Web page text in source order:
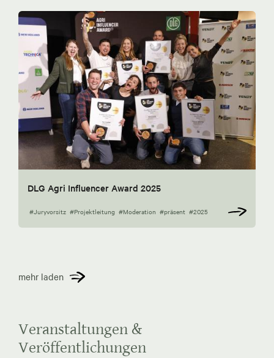
DLG Agri Influencer Award 2025
#Juryvorsitz #Projektleitung #Moderation #präsent #2025
mehr laden
Veranstaltungen &
Veröffentlichungen